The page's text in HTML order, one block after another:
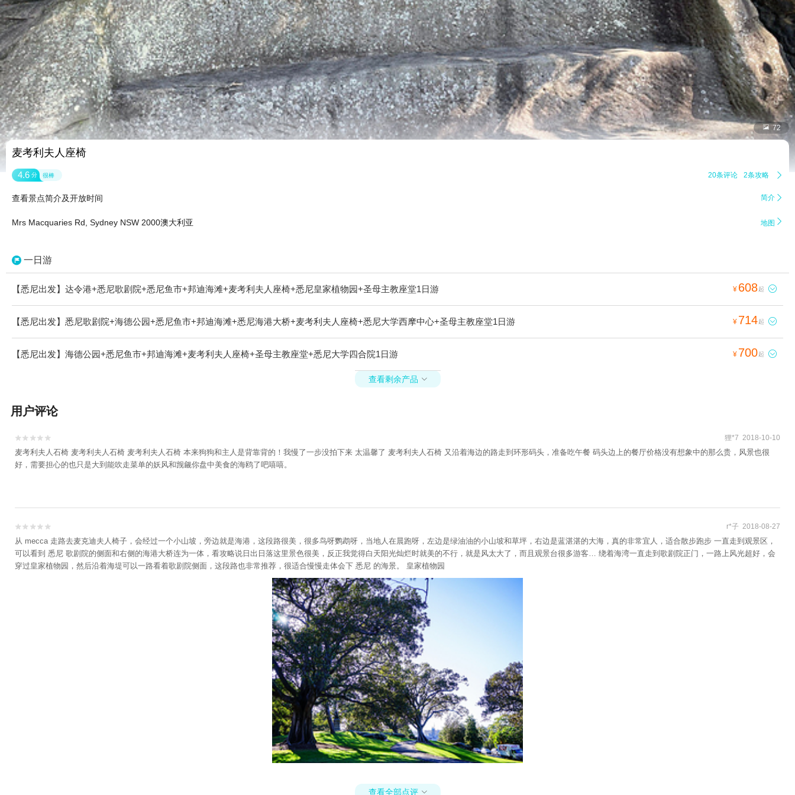
 72
麦考利夫人座椅
4.6 分 很棒 20条评论 2条攻略 
查看景点简介及开放时间 简介 
Mrs Macquaries Rd, Sydney NSW 2000澳大利亚 地图 
一日游
【悉尼出发】达令港+悉尼歌剧院+悉尼鱼市+邦迪海滩+麦考利夫人座椅+悉尼皇家植物园+圣母主教座堂1日游 ¥ 608起 
【悉尼出发】悉尼歌剧院+海德公园+悉尼鱼市+邦迪海滩+悉尼海港大桥+麦考利夫人座椅+悉尼大学西摩中心+圣母主教座堂1日游 ¥ 714起 
【悉尼出发】海德公园+悉尼鱼市+邦迪海滩+麦考利夫人座椅+圣母主教座堂+悉尼大学四合院1日游 ¥ 700起 
查看剩余产品 
用户评论

 狸*7 2018-10-10
麦考利夫人石椅 麦考利夫人石椅 麦考利夫人石椅 本来狗狗和主人是背靠背的！我慢了一步没拍下来 太温馨了 麦考利夫人石椅 又沿着海边的路走到环形码头，准备吃午餐 码头边上的餐厅价格没有想象中的那么贵，风景也很
好，需要担心的也只是大到能吹走菜单的妖风和觊觎你盘中美食的海鸥了吧嘻嘻。
从 mecca 走路去麦克迪夫人椅子，会经过一个小山坡，旁边就是海港，这段路很美，很多鸟呀鹦鹉呀，当地人在晨跑呀，左边是绿油油的小山坡和草坪，右边是蓝湛湛的大海，真的非常宜人，适合散步跑步 一直走到观景区，
可以看到 悉尼 歌剧院的侧面和右侧的海港大桥连为一体，看攻略说日出日落这里景色很美，反正我觉得白天阳光灿烂时就美的不行，就是风太大了，而且观景台很多游客… 绕着海湾一直走到歌剧院正门，一路上风光超好，会
穿过皇家植物园，然后沿着海堤可以一路看着歌剧院侧面，这段路也非常推荐，很适合慢慢走体会下 悉尼 的海景。 皇家植物园